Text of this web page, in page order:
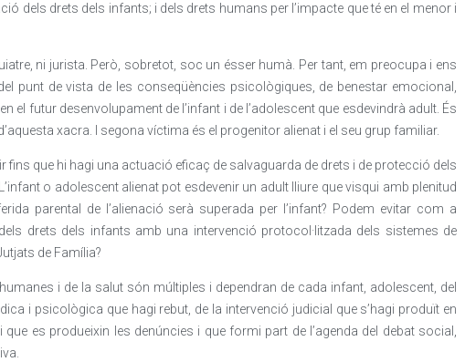
dels drets dels infants; i dels drets humans per l’impacte que té en el menor i
ni jurista. Però, sobretot, soc un ésser humà. Per tant, em preocupa i ens
punt de vista de les conseqüències psicològiques, de benestar emocional,
el futur desenvolupament de l’infant i de l’adolescent que esdevindrà adult. És
xacra. I segona víctima és el progenitor alienat i el seu grup familiar.
fins que hi hagi una actuació eficaç de salvaguarda de drets i de protecció dels
o adolescent alienat pot esdevenir un adult lliure que visqui amb plenitud
parental de l’alienació serà superada per l’infant? Podem evitar com a
drets dels infants amb una intervenció protocol·litzada dels sistemes de
de Família?
i de la salut són múltiples i dependran de cada infant, adolescent, del
i psicològica que hagi rebut, de la intervenció judicial que s’hagi produït en
es produeixin les denúncies i que formi part de l’agenda del debat social,